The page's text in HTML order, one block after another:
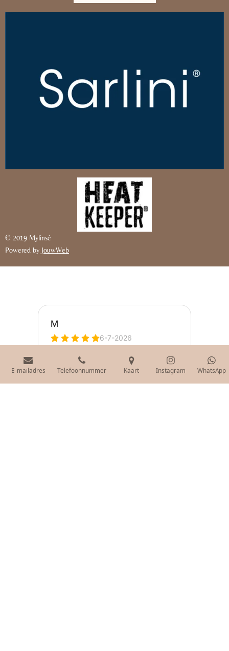
© 2019 Mylinsé
Powered by JouwWeb
E-mailadres Telefoonnummer Kaart Instagram WhatsApp